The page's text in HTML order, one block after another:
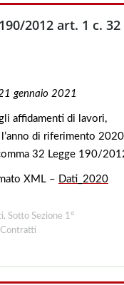
2012 art. 1 c. 32
gennaio 2021
affidamenti di lavori,
di riferimento 2020
32 Legge 190/
XML – Dati_2020
, Sotto Sezione 1°